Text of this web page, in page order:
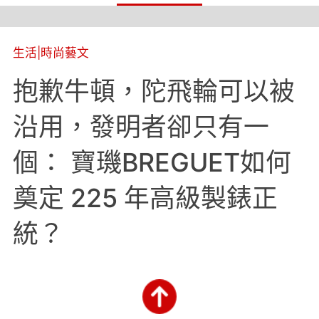
生活 時尚藝文
抱歉牛頓，陀飛輪可以被
沿用，發明者卻只有一
個： 寶璣BREGUET如何
奠定 225 年高級製錶正
統？